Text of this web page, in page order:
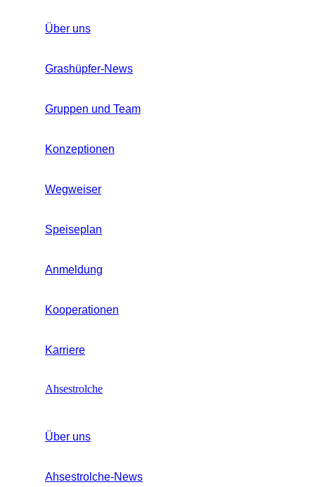
Über uns
Grashüpfer-News
Gruppen und Team
Konzeptionen
Wegweiser
Speiseplan
Anmeldung
Kooperationen
Karriere
Ahsestrolche
Über uns
Ahsestrolche-News